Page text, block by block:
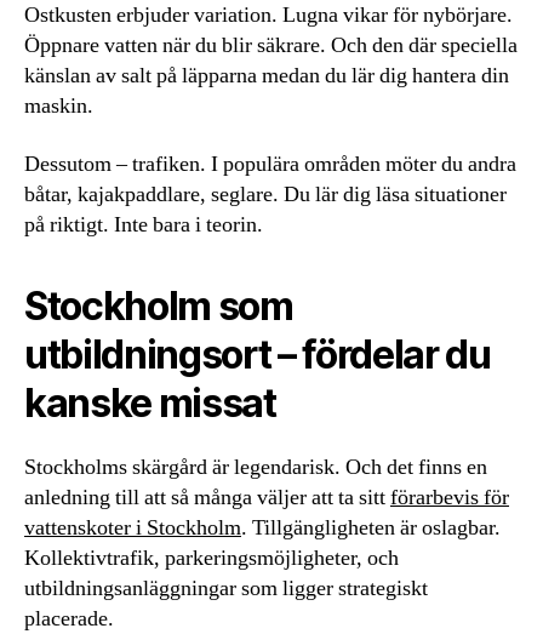
Ostkusten erbjuder variation. Lugna vikar för nybörjare.
Öppnare vatten när du blir säkrare. Och den där speciella
känslan av salt på läpparna medan du lär dig hantera din
maskin.
Dessutom – trafiken. I populära områden möter du andra
båtar, kajakpaddlare, seglare. Du lär dig läsa situationer
på riktigt. Inte bara i teorin.
Stockholm som
utbildningsort – fördelar du
kanske missat
Stockholms skärgård är legendarisk. Och det finns en
anledning till att så många väljer att ta sittförarbevis för
vattenskoter i Stockholm. Tillgängligheten är oslagbar.
Kollektivtrafik, parkeringsmöjligheter, och
utbildningsanläggningar som ligger strategiskt
placerade.